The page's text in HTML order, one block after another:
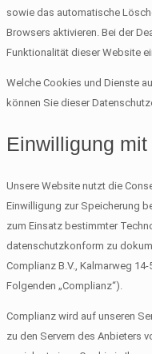
sowie das automatische
Browsers aktivieren. Bei der
Funktionalität dieser Website
Welche Cookies und Dienste
können Sie dieser
Einwilligung
Unsere Website nutzt die
Einwilligung zur Speicherung
zum Einsatz bestimmter
datenschutzkonform zu
Complianz B.V., Kalmarweg
Folgenden „Complianz“).
Complianz wird auf unseren
zu den Servern des Anbieters